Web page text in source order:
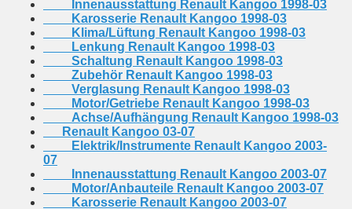
Innenausstattung Renault Kangoo 1998-03
Karosserie Renault Kangoo 1998-03
Klima/Lüftung Renault Kangoo 1998-03
Lenkung Renault Kangoo 1998-03
Schaltung Renault Kangoo 1998-03
Zubehör Renault Kangoo 1998-03
Verglasung Renault Kangoo 1998-03
Motor/Getriebe Renault Kangoo 1998-03
Achse/Aufhängung Renault Kangoo 1998-03
Renault Kangoo 03-07
Elektrik/Instrumente Renault Kangoo 2003-
07
Innenausstattung Renault Kangoo 2003-07
Motor/Anbauteile Renault Kangoo 2003-07
Karosserie Renault Kangoo 2003-07